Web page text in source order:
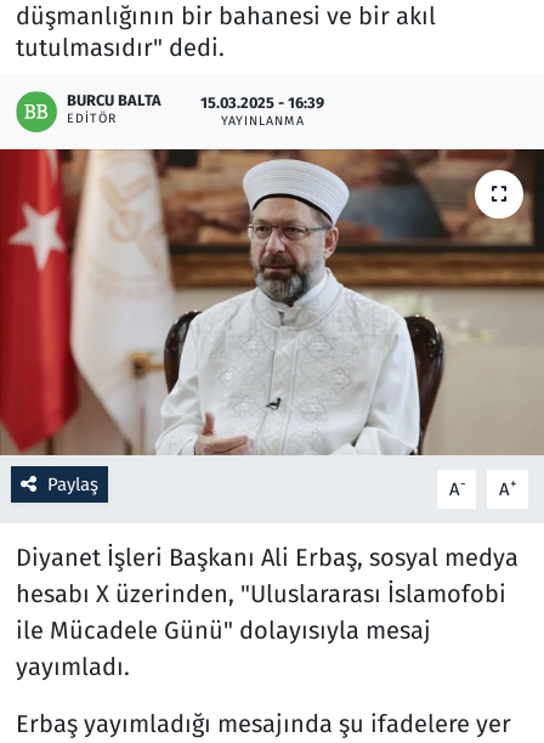
düşmanlığının bir bahanesi ve bir akıl
tutulmasıdır" dedi.
BURCU BALTA
EDITÖR
15.03.2025 - 16:39
YAYINLANMA
Paylaş A- A+
Diyanet İşleri Başkanı Ali Erbaş, sosyal medya
hesabı X üzerinden, "Uluslararası İslamofobi
ile Mücadele Günü" dolayısıyla mesaj
yayımladı.
Erbaş yayımladığı mesajında şu ifadelere yer
Oyun
Resmi İlanlar
Rüya Tabirleri
Sağlık
Savunma Sanayi
Seçim 2023
Spor
Televizyon